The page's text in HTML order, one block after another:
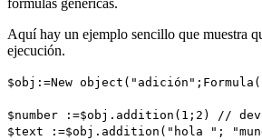
fórmulas genéricas.
Aquí hay un ejemplo sencillo que muestra
ejecución.
$obj :=New object ("adición"; Formula
$number :=$obj . addition (1;2) //
$text :=$obj . addition ("hola ";